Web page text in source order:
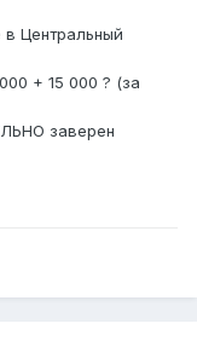
в Центральный
+ 15 000 ? (за
заверен